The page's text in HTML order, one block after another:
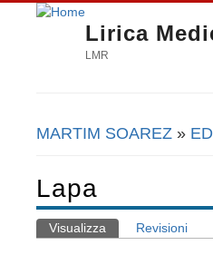
Lirica
LMR
Tu sei qui
MARTIM SOAREZ »
Lapa
Schede primarie
Visualizza (scheda attiva)
Revisioni